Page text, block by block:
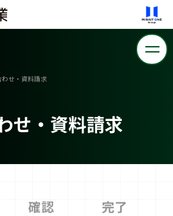
わせ・資料請求
せ・資料請求
確認 完了